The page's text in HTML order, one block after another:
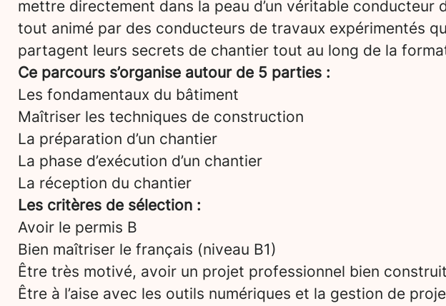
mettre directement dans la peau d’un véritable conducteur
tout animé par des conducteurs de travaux expérimentés
partagent leurs secrets de chantier tout au long de la
Ce parcours s’organise autour de 5 parties :
Les fondamentaux du bâtiment
Maîtriser les techniques de construction
La préparation d’un chantier
La phase d’exécution d’un chantier
La réception du chantier
Les critères de sélection :
Avoir le permis B
Bien maîtriser le français (niveau B1)
Être très motivé, avoir un projet professionnel bien construit
Être à l’aise avec les outils numériques et la gestion de